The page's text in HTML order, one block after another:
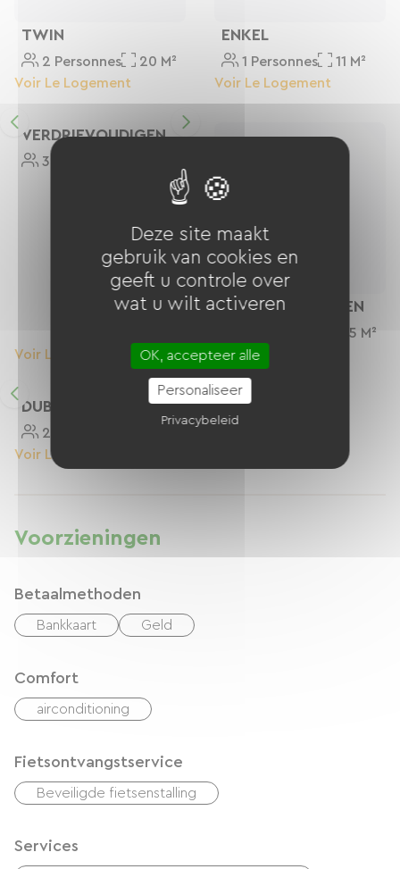
TWIN
2 Personnes
20 M²
Voir Le Logement
ENKEL
1 Personnes
11 M²
Voir Le Logement
VERDRIEVOUDIGEN
3 Personnes
Voir Le Logement
VERVIERVOUDIGEN
25 M²
Voir Le Logement
DUBBELE
2 Personnes
Voir Le Logement
Voorzieningen
Betaalmethoden
Bankkaart Geld
Comfort
airconditioning
Fietsontvangstservice
Beveiligde fietsenstalling
Services
Deze site maakt
gebruik van cookies en
geeft u controle over
wat u wilt activeren
OK, accepteer alle
Personaliseer
Privacybeleid